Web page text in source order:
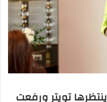
تويتر ورفعت